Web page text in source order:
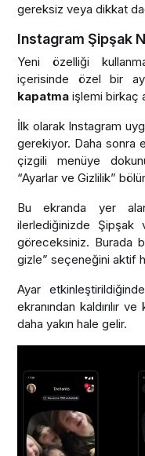
gereksiz veya dikkat
Instagram Şipşak
Yeni özelliği
içerisinde özel bir
kapatma işlemi birkaç
İlk olarak Instagram
gerekiyor. Daha sonra
çizgili menüye
“Ayarlar ve Gizlilik”
Bu ekranda yer
ilerlediğinizde
göreceksiniz. Burada
gizle” seçeneğini aktif
Ayar
ekranından kaldırılır
daha yakın hale gelir.